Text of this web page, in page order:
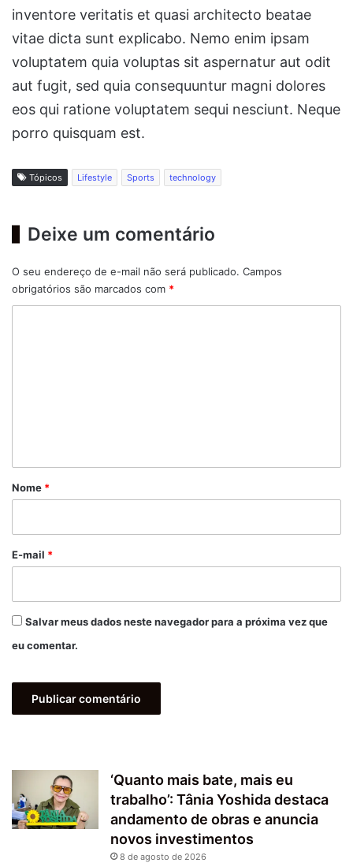
inventore veritatis et quasi architecto beatae
vitae dicta sunt explicabo. Nemo enim ipsam
voluptatem quia voluptas sit aspernatur aut odit
aut fugit, sed quia consequuntur magni dolores
eos qui ratione voluptatem sequi nesciunt. Neque
porro quisquam est.
Tópicos Lifestyle Sports technology
Deixe um comentário
O seu endereço de e-mail não será publicado. Campos
obrigatórios são marcados com *
r
*
Nome *
E-mail *
Salvar meus dados neste navegador para a próxima vez que
eu comentar.
‘Quanto mais bate, mais eu
trabalho’: Tânia Yoshida destaca
andamento de obras e anuncia
novos investimentos
8 de agosto de 2026